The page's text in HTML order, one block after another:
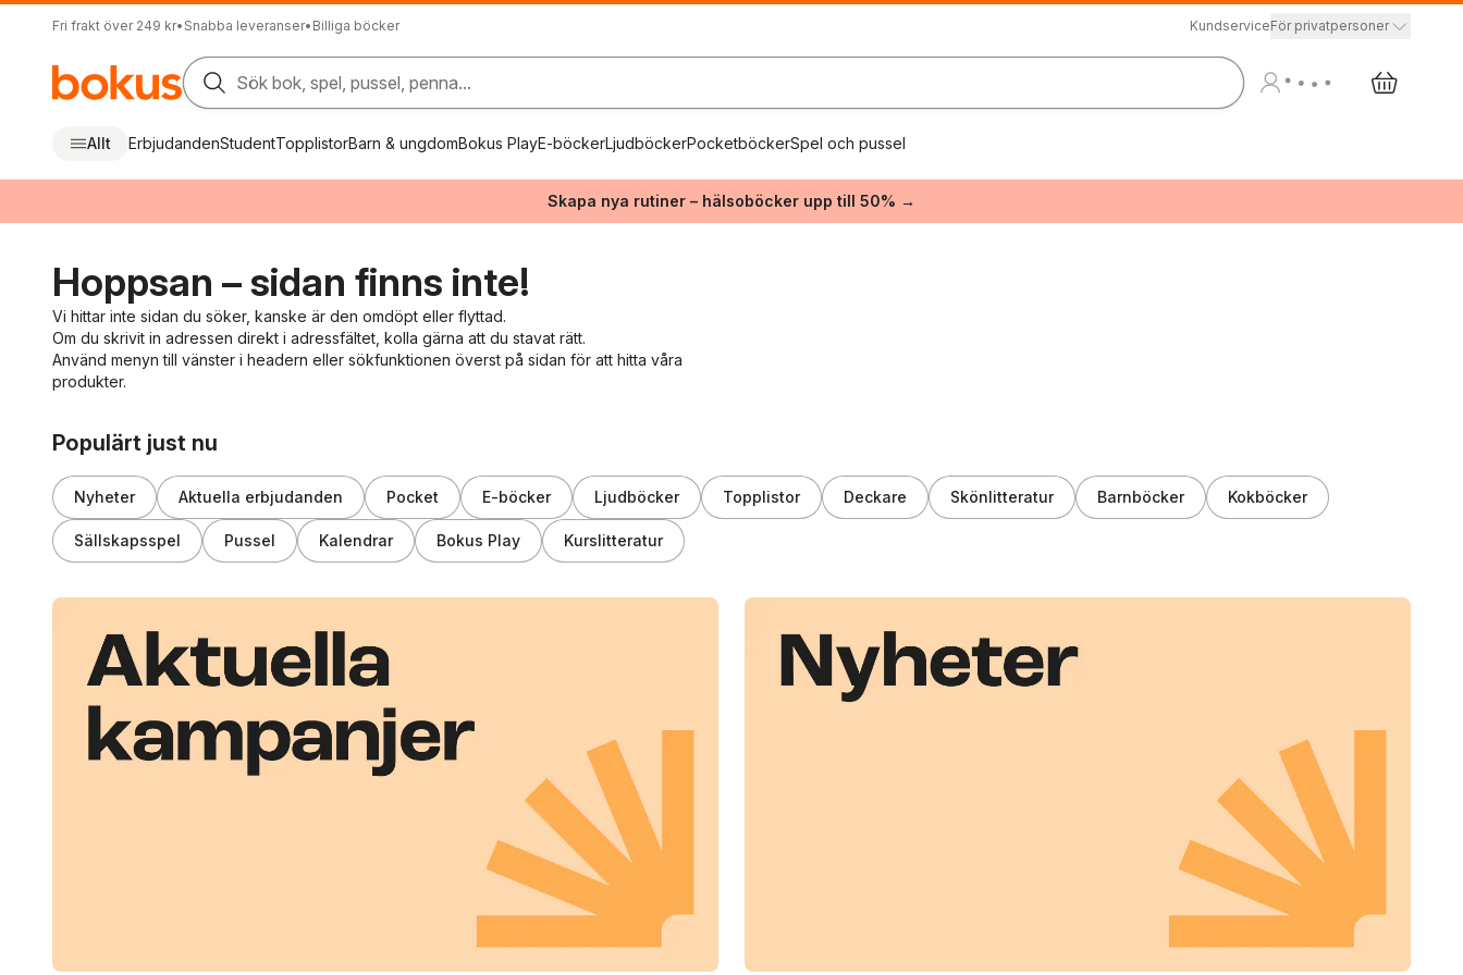
Fri frakt över 249 kr• Snabba leveranser• Billiga böcker KundserviceFör privatpersoner
Sök bok, spel, pussel, penna...
Allt ErbjudandenStudentTopplistorBarn & ungdomBokus PlayE-böckerLjudböckerPocketböckerSpel och pussel
Skapa nya rutiner – hälsoböcker upp till 50% →
Hoppsan – sidan finns inte!
Vi hittar inte sidan du söker, kanske är den omdöpt eller flyttad.
Om du skrivit in adressen direkt i adressfältet, kolla gärna att du stavat rätt.
Använd menyn till vänster i headern eller sökfunktionen överst på sidan för att hitta våra
produkter.
Populärt just nu
Nyheter Aktuella erbjudanden Pocket E-böcker Ljudböcker Topplistor Deckare Skönlitteratur Barnböcker Kokböcker
Sällskapsspel Pussel Kalendrar Bokus Play Kurslitteratur